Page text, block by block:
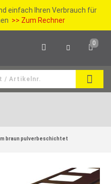
einfach Ihren Verbrauch für
>> Zum Rechner
SUCHE
0
braun pulverbeschichtet